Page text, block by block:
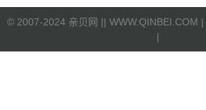
© 2007-2024 亲贝网 || WWW.QINBEI.COM |
|